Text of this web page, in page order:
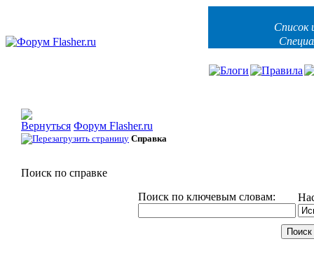
Список
Форум Flasher.ru
Справка
Поиск по справке
Поиск по ключевым словам: